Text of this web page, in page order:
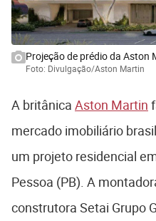
Projeção de prédio da Aston
Foto: Divulgação/Aston Martin
A britânica Aston Martin
mercado imobiliário
um projeto residencial
Pessoa (PB). A
construtora Setai Grupo